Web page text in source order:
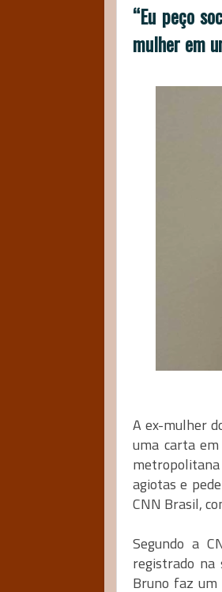
“Eu peço
mulher em
A ex-mulher
uma carta
agiotas e
CNN Brasil,
Segundo a
registrado na
Bruno faz um